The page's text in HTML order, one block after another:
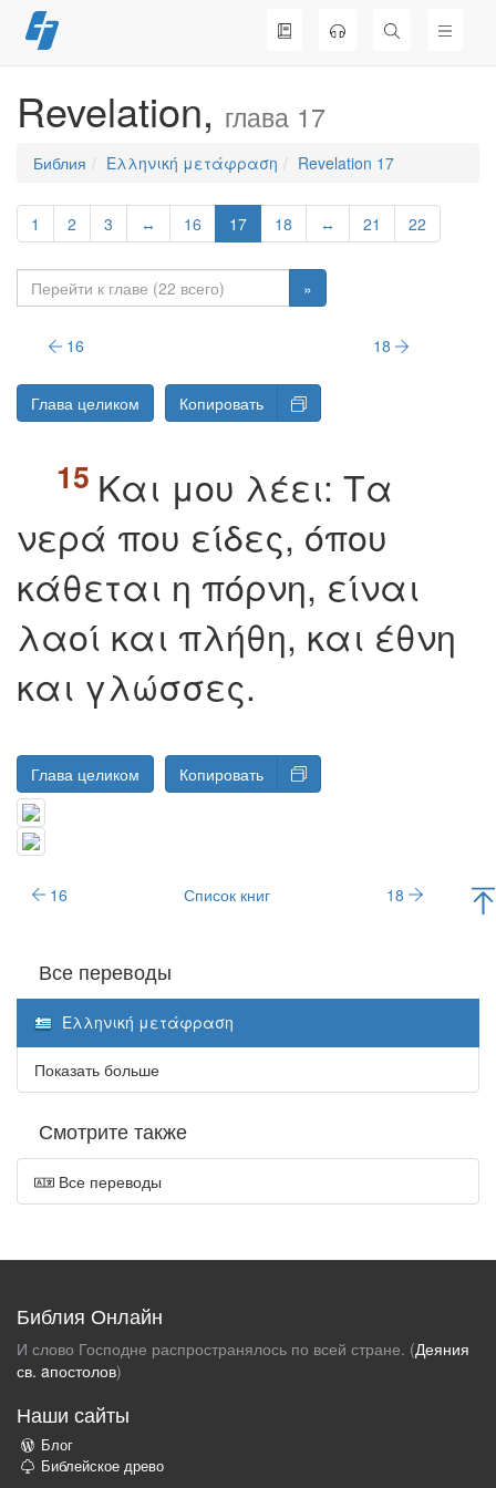
Перейти
к
Revelation, глава 17
Библия Ελληνική μετάφραση Revelation 17
1 2 3 ↔ 16 17 18 ↔ 21 22
»
16 18
Глава целиком Копировать
Kαι μου λέει: Tα
νερά που είδες, όπου
κάθεται η πόρνη, είναι
λαοί και πλήθη, και έθνη
και γλώσσες.
Глава целиком Копировать
16 Список книг 18
Все переводы
Ελληνική μετάφραση
Показать больше
Смотрите также
Все переводы
Библия Онлайн
И слово Господне распространялось по всей стране. (Деяния
св. aпостолов)
Наши сайты
Блог
Библейское древо